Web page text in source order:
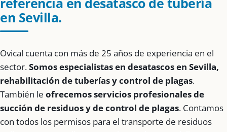
en Sevilla.
Ovical cuenta con más de 25 años de experiencia en el
sector.Somos especialistas en desatascos en Sevilla,
rehabilitación de tuberías y control de plagas.
También le ofrecemos servicios profesionales de
succión de residuos y de control de plagas. Contamos
con todos los permisos para el transporte de residuos